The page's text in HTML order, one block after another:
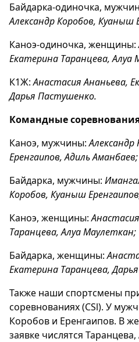
Байдарка-одиночка,
Александр Коробов, Куаныш
Каноэ-одиночка, женщины:
Екатерина Таранцева, Алуа
К1Ж:Анастасия Ананьева,
Дарья Пастушенко.
Командные
Каноэ, мужчины:
Еренгаипов, Адиль Аманбаев;
Байдарка, мужчины:
Коробов, Куаныш
Каноэ, женщины:
Таранцева, Алуа Маулеткан;
Байдарка, женщины:
Екатерина Таранцева,
Также наши спортсмены
соревнованиях (CSl). У
Коробов и Еренгаипов. В
заявке числятся